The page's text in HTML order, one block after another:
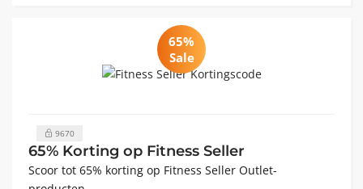
65%
Sale
9670
65% Korting op Fitness Seller
Scoor tot 65% korting op Fitness Seller Outlet-